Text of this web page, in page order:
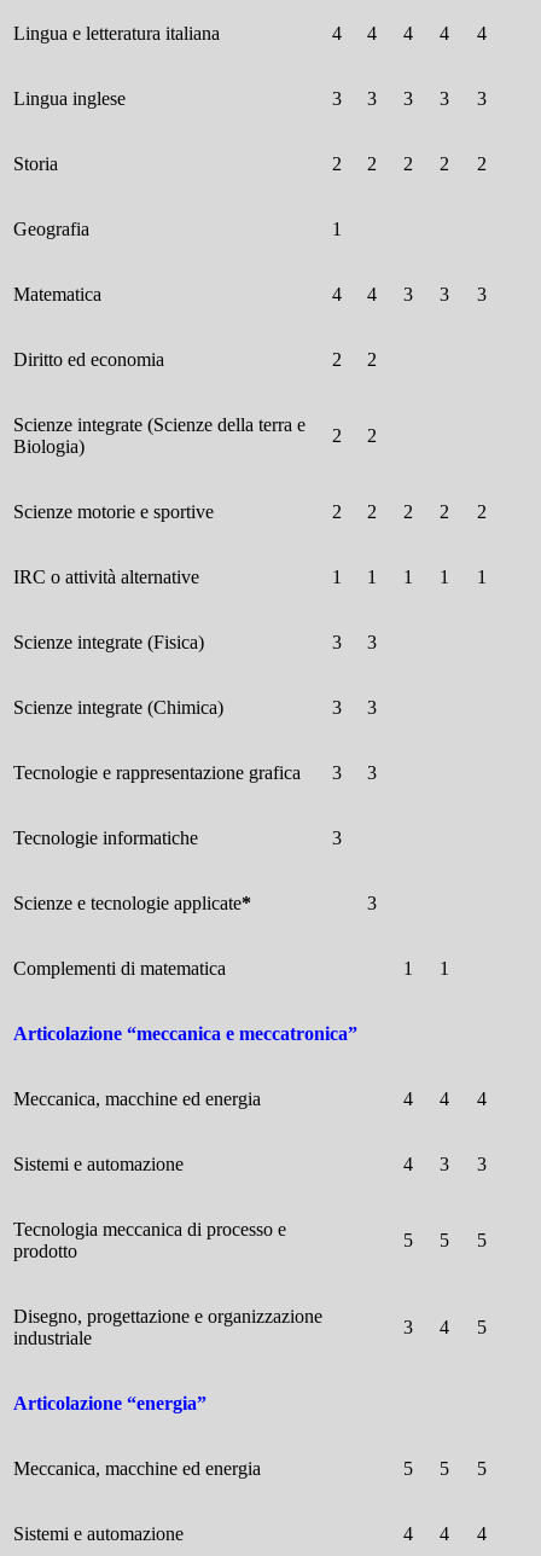
Lingua e letteratura italiana 4 4 4 4 4
Lingua inglese 3 3 3 3 3
Storia 2 2 2 2 2
Geografia 1
Matematica 4 4 3 3 3
Diritto ed economia 2 2
Scienze integrate (Scienze della terra e
Biologia)
2 2
Scienze motorie e sportive 2 2 2 2 2
IRC o attività alternative 1 1 1 1 1
Scienze integrate (Fisica) 3 3
Scienze integrate (Chimica) 3 3
Tecnologie e rappresentazione grafica 3 3
Tecnologie informatiche 3
Scienze e tecnologie applicate* 3
Complementi di matematica 1 1
Articolazione “meccanica e meccatronica”
Meccanica, macchine ed energia 4 4 4
Sistemi e automazione 4 3 3
Tecnologia meccanica di processo e
prodotto
5 5 5
Disegno, progettazione e organizzazione
industriale
3 4 5
Articolazione “energia”
Meccanica, macchine ed energia 5 5 5
Sistemi e automazione 4 4 4